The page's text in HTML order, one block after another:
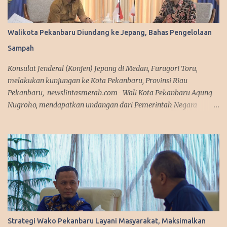
Walikota Pekanbaru Diundang ke Jepang, Bahas Pengelolaan
Sampah
Konsulat Jenderal (Konjen) Jepang di Medan, Furugori Toru,
melakukan kunjungan ke Kota Pekanbaru, Provinsi Riau
Pekanbaru, newslintasmerah.com- Wali Kota Pekanbaru Agung
Nugroho, mendapatkan undangan dari Pemerintah Negara
daerah lainnya se-Indonesia untuk mengikuti workshop ini pada
25 - 31 Januari 2026. Wako Agung mendapatkan undangan itu,
karena Pemerintah Kota Pekanbaru saat ini tengah gencar-
gencarnya menggaungkan progam tentang lingkungan. Sehingga
Pekanbaru terpilih, dan mendapatkan undangan langsung untuk
mengikuti workshop tersebut. "Kami mendapatkan undangan
untuk berangkat ke Jepang bersama bapak Menko, dan 5 kepala
Strategi Wako Pekanbaru Layani Masyarakat, Maksimalkan